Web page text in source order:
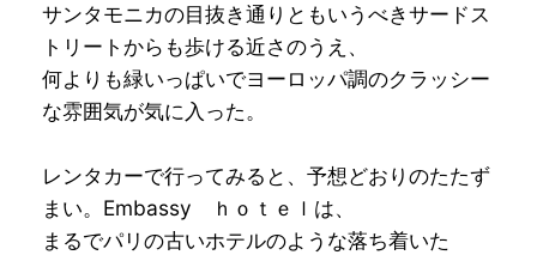
サンタモニカの目抜き通りともいうべきサードス
トリートからも歩ける近さのうえ、
何よりも緑いっぱいでヨーロッパ調のクラッシー
な雰囲気が気に入った。
レンタカーで行ってみると、予想どおりのたたず
まい。Embassy ｈｏｔｅｌは、
まるでパリの古いホテルのような落ち着いた